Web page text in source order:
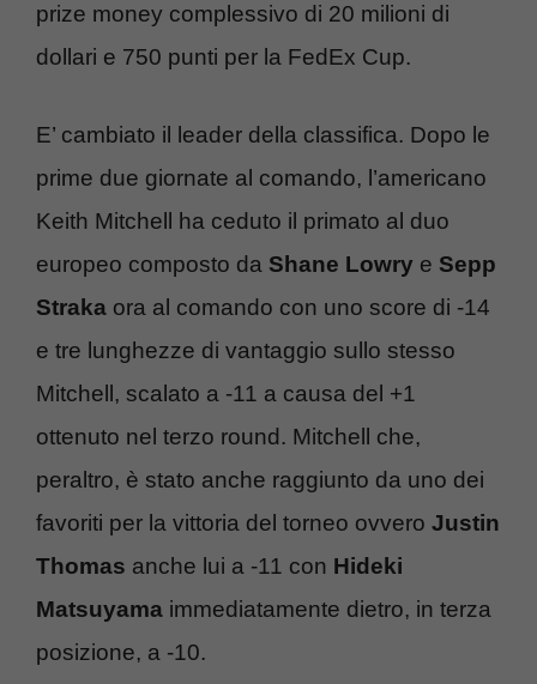
prize money complessivo di 20 milioni di
dollari e 750 punti per la FedEx Cup.
E’ cambiato il leader della classifica. Dopo le
prime due giornate al comando, l’americano
Keith Mitchell ha ceduto il primato al duo
europeo composto da Shane Lowry e Sepp
Straka ora al comando con uno score di -14
e tre lunghezze di vantaggio sullo stesso
Mitchell, scalato a -11 a causa del +1
ottenuto nel terzo round. Mitchell che,
peraltro, è stato anche raggiunto da uno dei
favoriti per la vittoria del torneo ovvero Justin
Thomas anche lui a -11 con Hideki
Matsuyama immediatamente dietro, in terza
posizione, a -10.